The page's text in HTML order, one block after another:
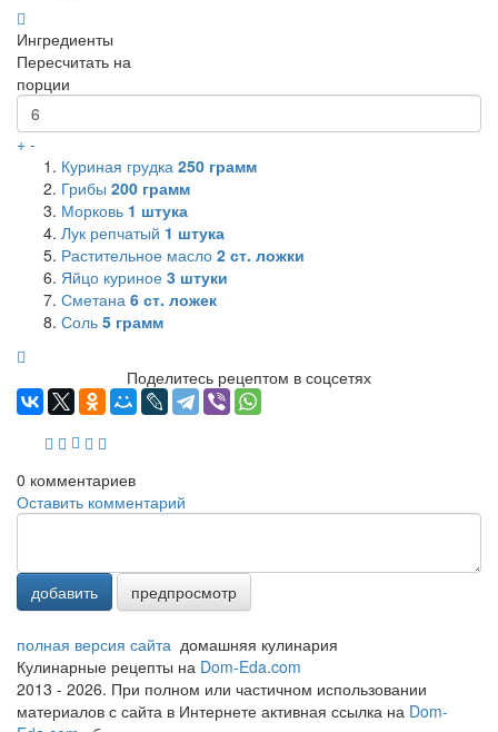
Ингредиенты
Пересчитать на
порции
+ -
Куриная грудка 250 грамм
Грибы 200 грамм
Морковь 1 штука
Лук репчатый 1 штука
Растительное масло 2 ст. ложки
Яйцо куриное 3 штуки
Сметана 6 ст. ложек
Соль 5 грамм
Поделитесь рецептом в соцсетях
0 комментариев
Оставить комментарий
добавить предпросмотр
полная версия сайта домашняя кулинария
Кулинарные рецепты на Dom-Eda.com
2013 - 2026. При полном или частичном использовании
материалов с сайта в Интернете активная ссылка на Dom-